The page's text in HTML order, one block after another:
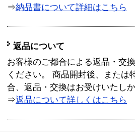
⇒納品書について詳細はこちら
返品について
お客様のご都合による返品・交
ください。 商品開封後、または
合、返品・交換はお受けいたし
⇒返品について詳しくはこちら